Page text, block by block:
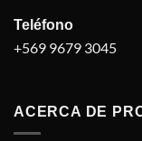
Teléfono
+569 9679 3045
ACERCA DE